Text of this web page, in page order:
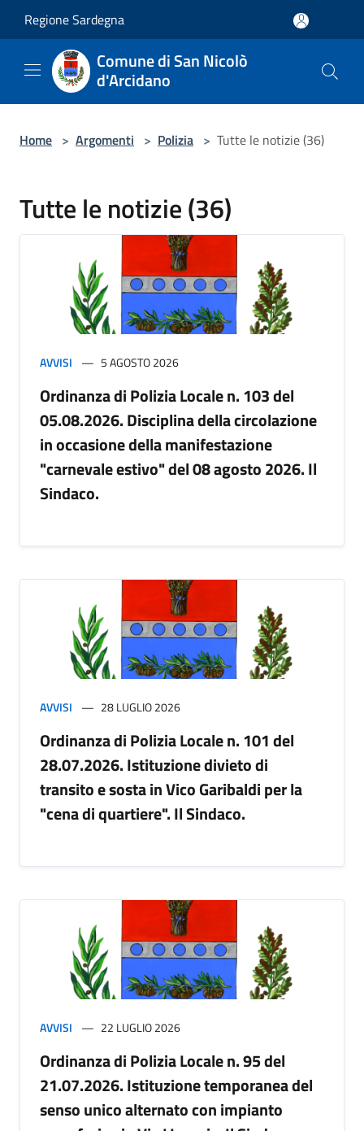
Regione Sardegna
Comune di San Nicolò
d'Arcidano
Home > Argomenti > Polizia > Tutte le notizie (36)
Tutte le notizie (36)
AVVISI 5 AGOSTO 2026
Ordinanza di Polizia Locale n. 103 del
05.08.2026. Disciplina della circolazione
in occasione della manifestazione
"carnevale estivo" del 08 agosto 2026. Il
Sindaco.
AVVISI 28 LUGLIO 2026
Ordinanza di Polizia Locale n. 101 del
28.07.2026. Istituzione divieto di
transito e sosta in Vico Garibaldi per la
"cena di quartiere". Il Sindaco.
AVVISI 22 LUGLIO 2026
Ordinanza di Polizia Locale n. 95 del
21.07.2026. Istituzione temporanea del
senso unico alternato con impianto